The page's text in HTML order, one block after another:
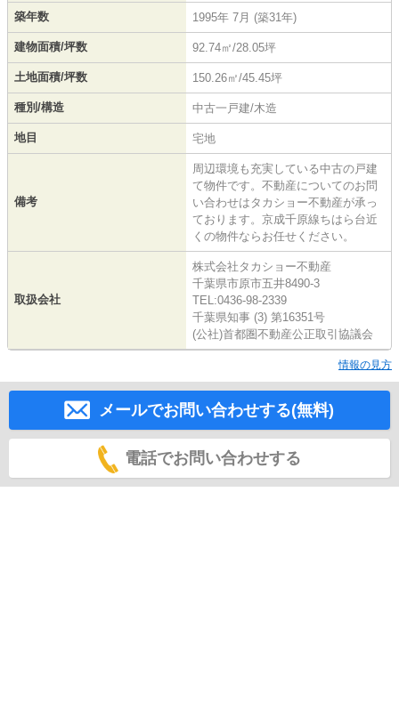
築年数 1995年 7月 (築31年)
建物面積/坪数 92.74㎡/28.05坪
土地面積/坪数 150.26㎡/45.45坪
種別/構造 中古一戸建/木造
地目 宅地
備考
周辺環境も充実している中古の戸建
て物件です。不動産についてのお問
い合わせはタカショー不動産が承っ
ております。京成千原線ちはら台近
くの物件ならお任せください。
取扱会社
株式会社タカショー不動産
千葉県市原市五井8490-3
TEL:0436-98-2339
千葉県知事 (3) 第16351号
(公社)首都圏不動産公正取引協議会
情報の見方
メールでお問い合わせする(無料)
電話でお問い合わせする